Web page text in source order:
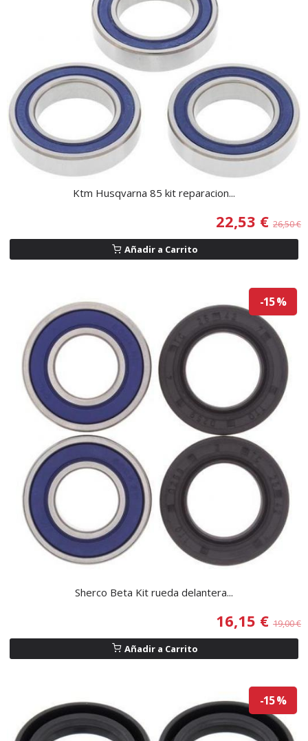
Ktm Husqvarna 85 kit reparacion...
22,53 € 26,50 €
Añadir a Carrito
-15 %
Sherco Beta Kit rueda delantera...
16,15 € 19,00 €
Añadir a Carrito
-15 %